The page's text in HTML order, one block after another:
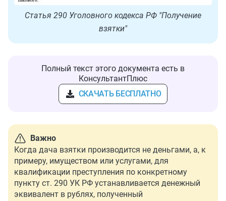
Статья 290 Уголовного кодекса РФ "Получение
взятки"
Полный текст этого документа есть в
КонсультантПлюс
СКАЧАТЬ БЕСПЛАТНО
Важно
Когда дача взятки производится не деньгами, а, к
примеру, имуществом или услугами, для
квалификации преступления по конкретному
пункту ст. 290 УК РФ устанавливается денежный
эквивалент в рублях, полученный